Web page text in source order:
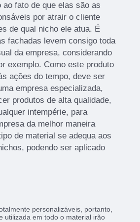
ao fato de que elas são as
por atrair o cliente
de qual nicho ele atua. É
fachadas levem consigo toda
da empresa, considerando
exemplo. Como este produto
ações do tempo, deve ser
empresa especializada,
produtos de alta qualidade,
intempérie, para
da melhor maneira
de material se adequa aos
podendo ser aplicado
personalizáveis, portanto,
utilizada em todo o material irão